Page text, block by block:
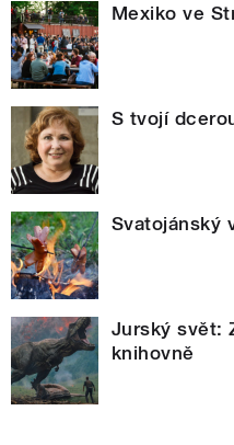
Mexiko ve
S tvojí
Svatojánský
Jurský svět:
knihovně